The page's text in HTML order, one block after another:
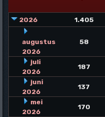
2026 1.405
augustus
2026
58
juli
2026
187
juni
2026
137
mei
2026
170